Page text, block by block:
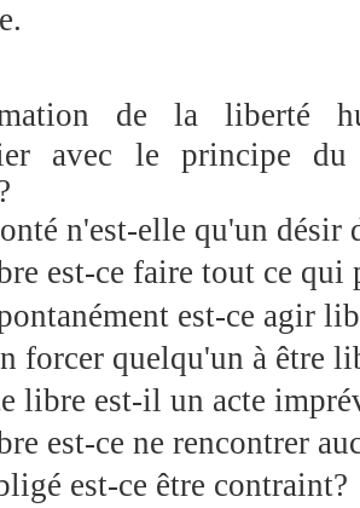
de la liberté
avec le principe du
n'est-elle qu'un désir
est-ce faire tout ce qui
est-ce agir
forcer quelqu'un à être
libre est-il un acte
est-ce ne rencontrer
est-ce être contraint?